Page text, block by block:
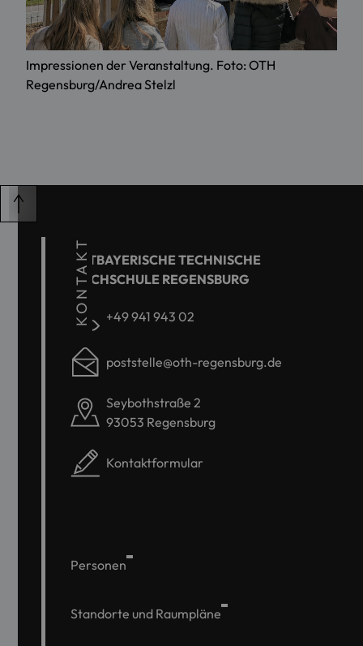
Impressionen der Veranstaltung. Foto: OTH
Regensburg/Andrea Stelzl
KONTAKT
OSTBAYERISCHE TECHNISCHE
HOCHSCHULE REGENSBURG
+49 941 943 02
poststelle@oth-regensburg.de
Seybothstraße 2
93053 Regensburg
Kontaktformular
Personen
Standorte und Raumpläne